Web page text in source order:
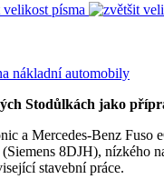
velikost písma
Stodůlkách jako
a Mercedes-Benz
8DJH),
stavební práce.